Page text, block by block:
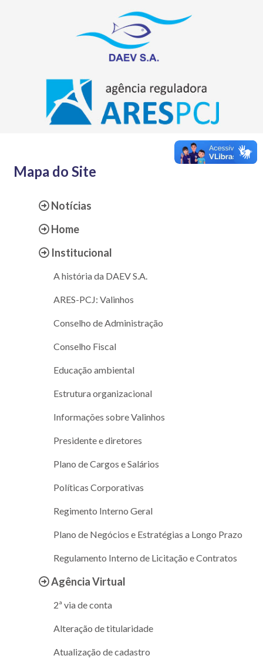
Mapa do Site
Notícias
Home
Institucional
A história da DAEV S.A.
ARES-PCJ: Valinhos
Conselho de Administração
Conselho Fiscal
Educação ambiental
Estrutura organizacional
Informações sobre Valinhos
Presidente e diretores
Plano de Cargos e Salários
Políticas Corporativas
Regimento Interno Geral
Plano de Negócios e Estratégias a Longo Prazo
Regulamento Interno de Licitação e Contratos
Agência Virtual
2ª via de conta
Alteração de titularidade
Atualização de cadastro